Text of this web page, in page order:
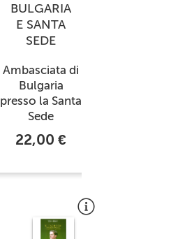
BULGARIA
E SANTA
SEDE
Ambasciata di
Bulgaria
presso la Santa
Sede
22,00 €